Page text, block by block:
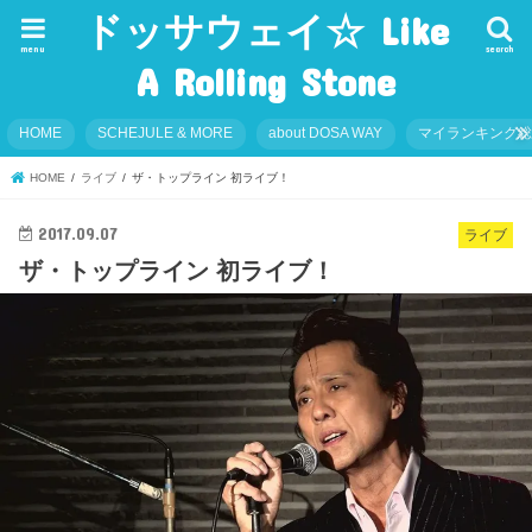
ドッサウェイ☆ Like
A Rolling Stone
search
menu
HOME SCHEJULE & MORE about DOSA WAY マイランキング
HOME ライブ ザ・トップライン 初ライブ！
ライブ
2017.09.07
ザ・トップライン 初ライブ！